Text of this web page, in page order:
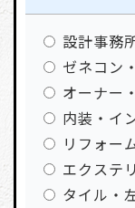
設計事務
ゼネコン
オーナー
内装・イ
リフォー
エクステ
タイル・